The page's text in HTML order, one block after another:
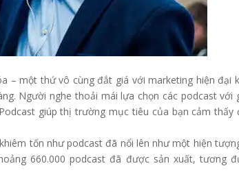
– một thứ vô cùng đắt giá với marketing hiện đại
Người nghe thoải mái lựa chọn các podcast với
giúp thị trường mục tiêu của bạn cảm thấy
tốn như podcast đã nổi lên như một hiện
660.000 podcast đã được sản xuất, tương